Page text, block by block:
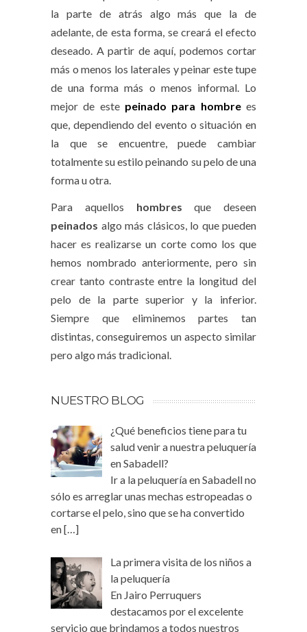
la parte de atrás algo más que la de
adelante, de esta forma, se creará el efecto
deseado. A partir de aquí, podemos cortar
más o menos los laterales y peinar este tupe
de una forma más o menos informal. Lo
mejor de este peinado para hombrees
que, dependiendo del evento o situación en
la que se encuentre, puede cambiar
totalmente su estilo peinando su pelo de una
forma u otra.
Para aquellos hombres que deseen
peinados algo más clásicos, lo que pueden
hacer es realizarse un corte como los que
hemos nombrado anteriormente, pero sin
crear tanto contraste entre la longitud del
pelo de la parte superior y la inferior.
Siempre que eliminemos partes tan
distintas, conseguiremos un aspecto similar
pero algo más tradicional.
NUESTRO BLOG
¿Qué beneficios tiene para tu
salud venir a nuestra peluquería
en Sabadell?
Ir a la peluquería en Sabadell no
sólo es arreglar unas mechas estropeadas o
cortarse el pelo, sino que se ha convertido
en[…]
La primera visita de los niños a
la peluquería
En Jairo Perruquers
destacamos por el excelente
servicio que brindamos a todos nuestros